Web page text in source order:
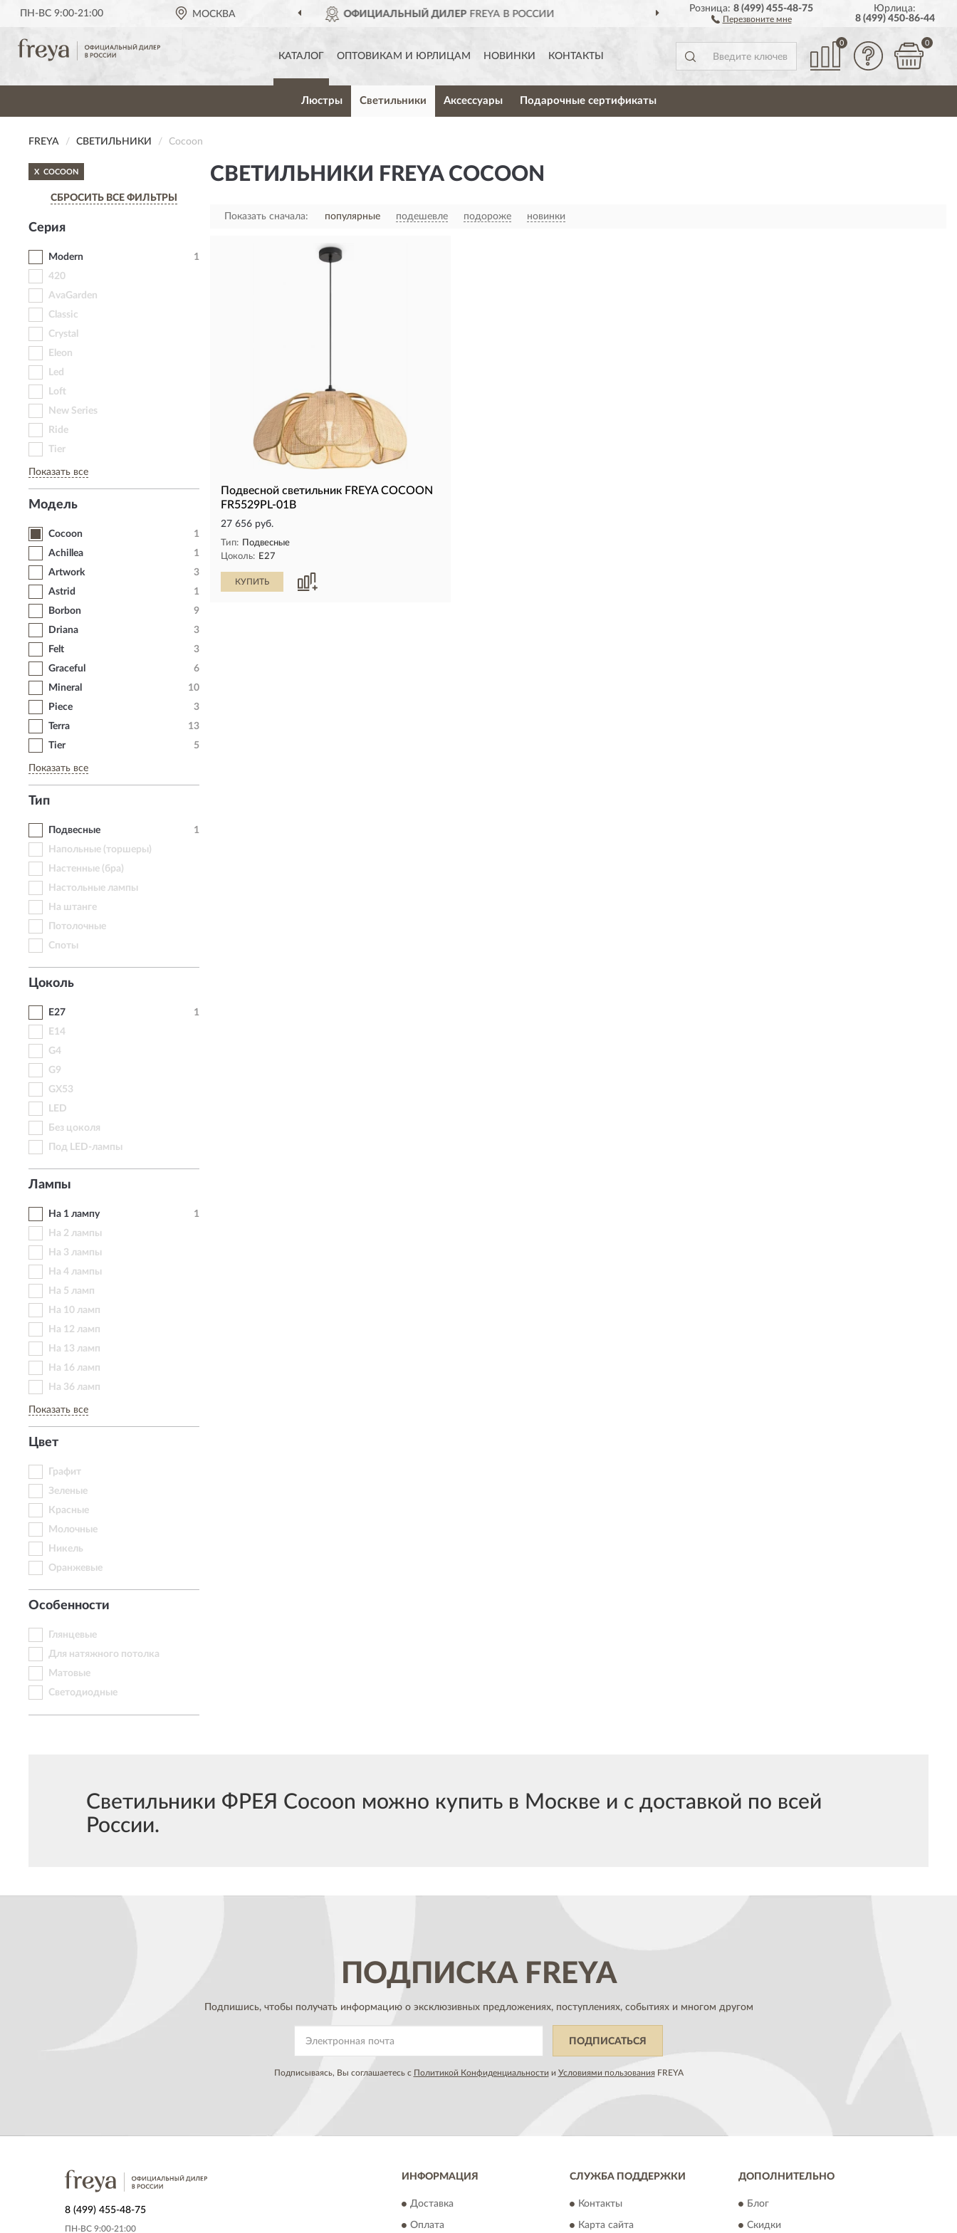
ПН-ВС 9:00-21:00 МОСКВА
ОФИЦИАЛЬНЫЙ ДИЛЕР FREYA В РОССИИ ПО ВСЕЙ РОССИИ
Розница:8 (499) 455-48-75
Перезвоните мне
Юрлица:
8 (499) 450-86-44
КАТАЛОГ ОПТОВИКАМ И ЮРЛИЦАМ НОВИНКИ КОНТАКТЫ
0 0
Люстры Светильники Аксессуары Подарочные сертификаты
FREYA СВЕТИЛЬНИКИ Cocoon
X COCOON
СБРОСИТЬ ВСЕ ФИЛЬТРЫ
Серия
Modern
1
420
AvaGarden
Classic
Crystal
Eleon
Led
Loft
New Series
Ride
Tier
Показать все
Модель
Cocoon
1
Achillea
1
Artwork
3
Astrid
1
Borbon
9
Driana
3
Felt
3
Graceful
6
Mineral
10
Piece
3
Terra
13
Tier
5
Показать все
Тип
Подвесные
1
Напольные (торшеры)
Настенные (бра)
Настольные лампы
На штанге
Потолочные
Споты
Цоколь
E27
1
E14
G4
G9
GX53
LED
Без цоколя
Под LED-лампы
Лампы
На 1 лампу
1
На 2 лампы
На 3 лампы
На 4 лампы
На 5 ламп
На 10 ламп
На 12 ламп
На 13 ламп
На 16 ламп
На 36 ламп
Показать все
Цвет
Графит
Зеленые
Красные
Молочные
Никель
Оранжевые
Особенности
Глянцевые
Для натяжного потолка
Матовые
Светодиодные
СВЕТИЛЬНИКИ FREYA COCOON
Показать сначала: популярные подешевле подороже новинки
Подвесной светильник FREYA COCOON
FR5529PL-01B
27 656 руб.
Тип: Подвесные
Цоколь: E27
КУПИТЬ
Светильники ФРЕЯ Cocoon можно купить в Москве и с доставкой по всей
России.
ПОДПИСКАFREYA
Подпишись, чтобы получать информацию о эксклюзивных предложениях,поступлениях, событиях и многом другом
ПОДПИСАТЬСЯ
Подписываясь, Вы соглашаетесь с Политикой Конфиденциальности и Условиями пользованияFREYA
8 (499) 455-48-75
ПН-ВС 9:00-21:00
ИНФОРМАЦИЯ
Доставка
Оплата
СЛУЖБА ПОДДЕРЖКИ
Контакты
Карта сайта
ДОПОЛНИТЕЛЬНО
Блог
Скидки